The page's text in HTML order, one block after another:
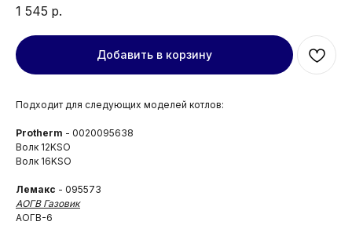
1 545 р.
Добавить в корзину
Подходит для следующих моделей котлов:
Protherm - 0020095638
Волк 12KSO
Волк 16KSO
Лемакс - 095573
АОГВ Газовик
АОГВ-6